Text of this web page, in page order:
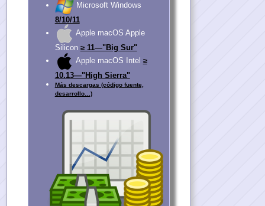
Microsoft Windows
8/10/11
Apple macOS Apple
Silicon ≥ 11—"Big Sur"
Apple macOS Intel ≥
10.13—"High Sierra"
Más descargas (código fuente,
desarrollo…)